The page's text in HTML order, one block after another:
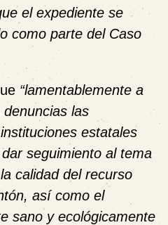
el expediente se
como parte del Caso
“lamentablemente a
las
estatales
seguimiento al tema
calidad del recurso
así como el
sano y ecológicamente